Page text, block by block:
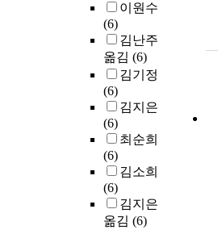
이원수
(6)
김난주
옮김 (6)
김기정
(6)
김지은
(6)
최순희
(6)
김소희
(6)
김지은
옮김 (6)